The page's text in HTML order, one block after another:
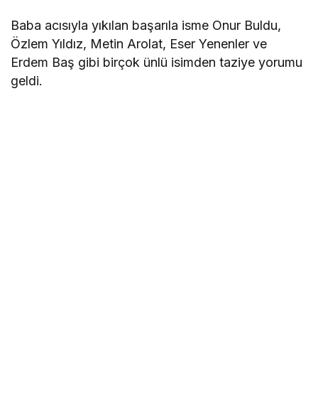
Baba acısıyla yıkılan başarıla isme Onur Buldu,
Özlem Yıldız, Metin Arolat, Eser Yenenler ve
Erdem Baş gibi birçok ünlü isimden taziye yorumu
geldi.